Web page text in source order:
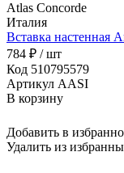
Atlas Concorde
Италия
Вставка настенная
784 ₽ / шт
Код 510795579
Артикул AASI
В корзину
Добавить в
Удалить из